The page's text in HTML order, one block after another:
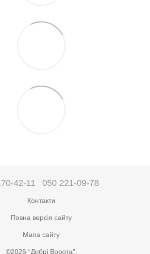
42-11 050 221-09-78
Контакти
Повна версія сайту
Мапа сайту
©2026 “Добрі Ворота”.